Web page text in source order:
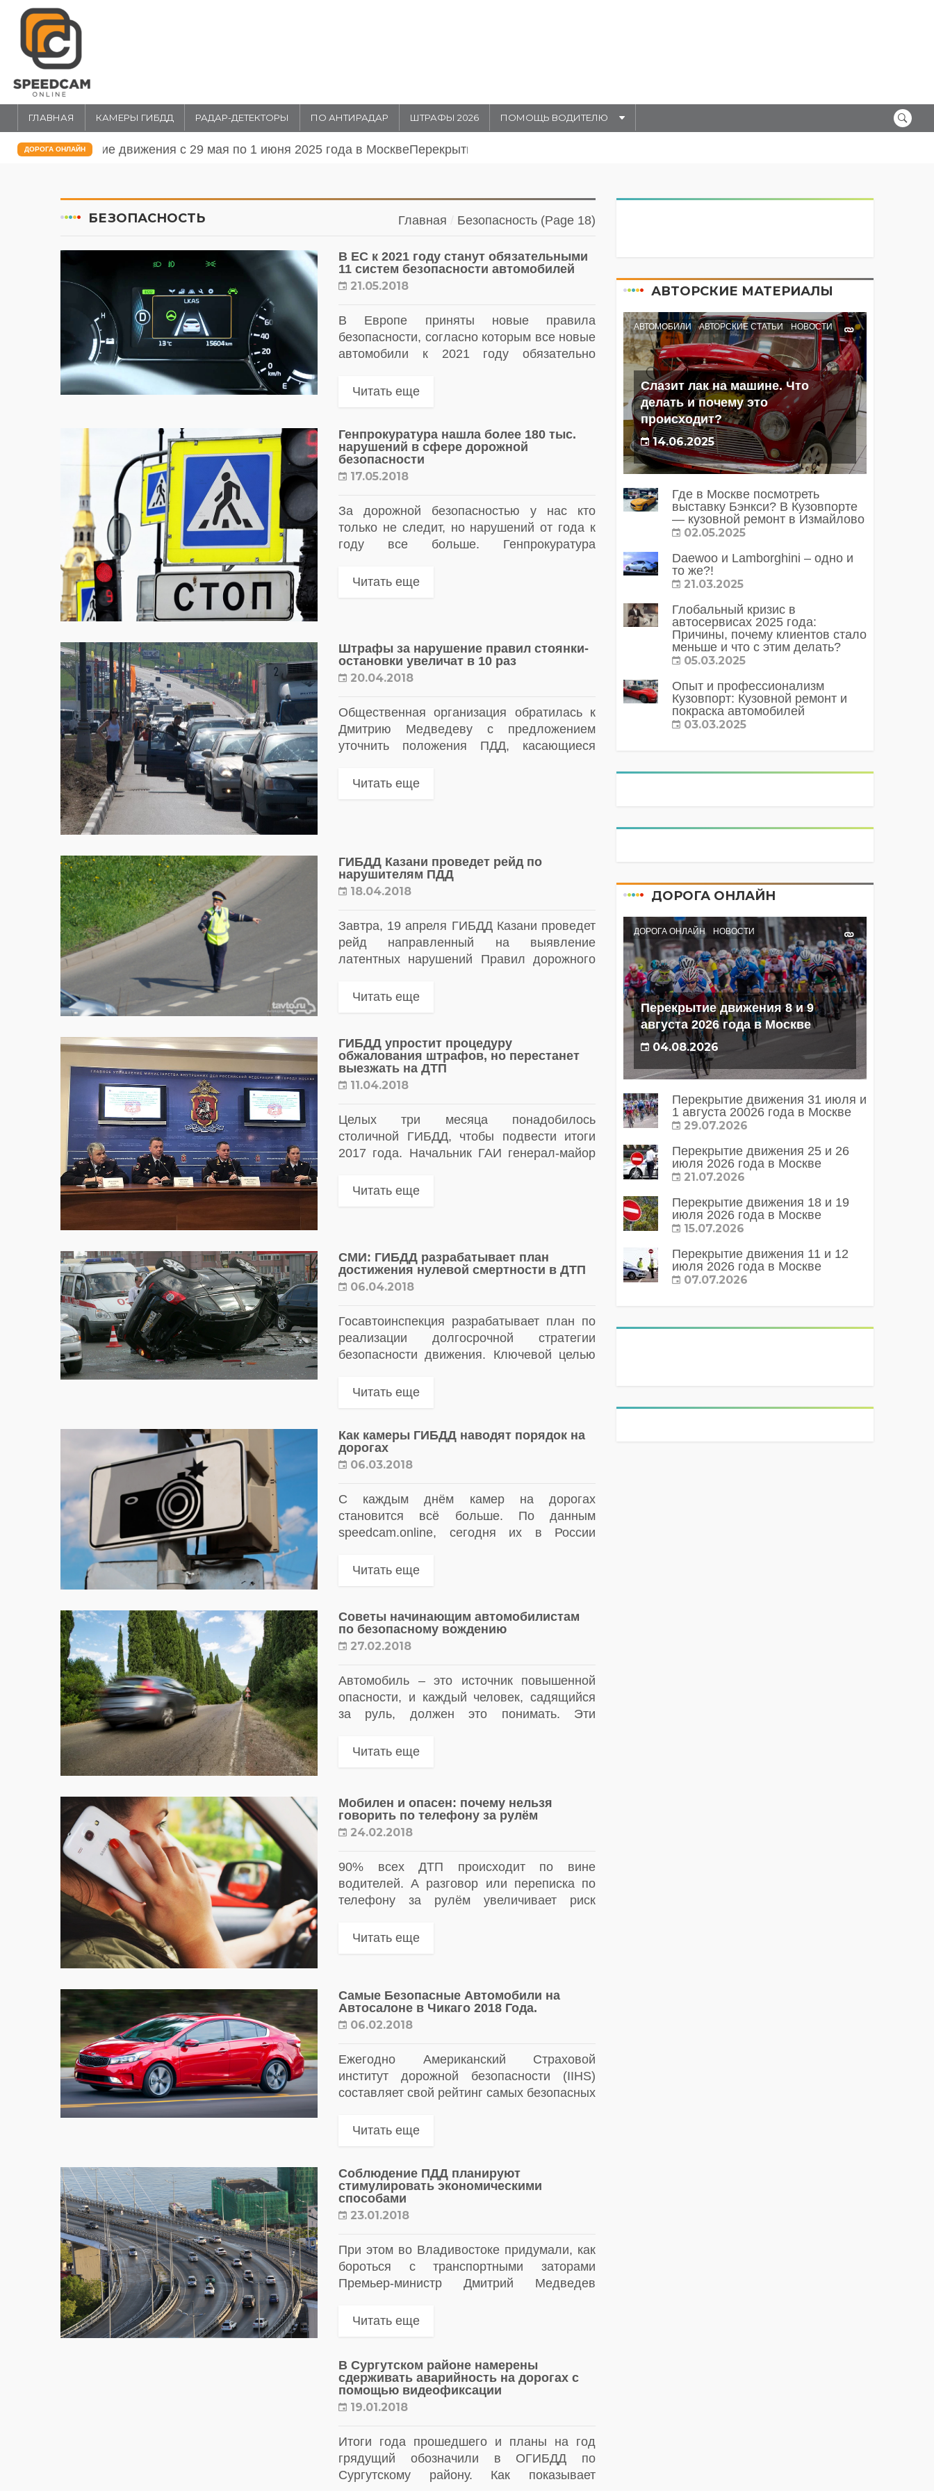
ГЛАВНАЯ КАМЕРЫ ГИБДД РАДАР-ДЕТЕКТОРЫ ПО АНТИРАДАР ШТРАФЫ 2026 ПОМОЩЬ ВОДИТЕЛЮ
ДОРОГА ОНЛАЙН Перекрытие движения в Москве с 22 по 25 мая 2025 года
БЕЗОПАСНОСТЬ Главная Безопасность (Page 18)
В ЕС к 2021 году станут обязательными
11 систем безопасности автомобилей
21.05.2018
В Европе приняты новые правила
безопасности, согласно которым все новые
автомобили к 2021 году обязательно
электронных систем.
Читать еще
Генпрокуратура нашла более 180 тыс.
нарушений в сфере дорожной
безопасности
17.05.2018
За дорожной безопасностью у нас кто
только не следит, но нарушений от года к
году все больше. Генпрокуратура
неутешительные.
Читать еще
Штрафы за нарушение правил стоянки-
остановки увеличат в 10 раз
20.04.2018
Общественная организация обратилась к
Дмитрию Медведеву с предложением
уточнить положения ПДД, касающиеся
а также увеличить в десятки раз штрафы за
Читать еще
ГИБДД Казани проведет рейд по
нарушителям ПДД
18.04.2018
Завтра, 19 апреля ГИБДД Казани проведет
рейд направленный на выявление
латентных нарушений Правил дорожного
внимание сотрудники ГИБДД будут
ответственности, не...
Читать еще
ГИБДД упростит процедуру
обжалования штрафов, но перестанет
выезжать на ДТП
11.04.2018
Целых три месяца понадобилось
столичной ГИБДД, чтобы подвести итоги
2017 года. Начальник ГАИ генерал-майор
буквально сенсационных заявлений.
Читать еще
СМИ: ГИБДД разрабатывает план
достижения нулевой смертности в ДТП
06.04.2018
Госавтоинспекция разрабатывает план ​по
реализации долгосрочной стратегии
безопасности движения. Ключевой целью
смертности в ДТП до нуля к 2030 году.
Читать еще
Как камеры ГИБДД наводят порядок на
дорогах
06.03.2018
С каждым днём камер на дорогах
становится всё больше. По данным
speedcam.online, сегодня их в России
слежения способны в деталях оценить,
Читать еще
Советы начинающим автомобилистам
по безопасному вождению
27.02.2018
Автомобиль – это источник повышенной
опасности, и каждый человек, садящийся
за руль, должен это понимать. Эти
безопасность на дорогах.
Читать еще
Мобилен и опасен: почему нельзя
говорить по телефону за рулём
24.02.2018
90% всех ДТП происходит по вине
водителей. А разговор или переписка по
телефону за рулём увеличивает риск
происходит, рассказывают психологи.
Читать еще
Самые Безопасные Автомобили на
Автосалоне в Чикаго 2018 Года.
06.02.2018
Ежегодно Американский Страховой
институт дорожной безопасности (IIHS)
составляет свой рейтинг самых безопасных
вошедшие список в этом году, можно было
Читать еще
Соблюдение ПДД планируют
стимулировать экономическими
способами
23.01.2018
При этом во Владивостоке придумали, как
бороться с транспортными заторами
Премьер-министр Дмитрий Медведев
дорожного движения. Главная цель
Читать еще
В Сургутском районе намерены
сдерживать аварийность на дорогах с
помощью видеофиксации
19.01.2018
Итоги года прошедшего и планы на год
грядущий обозначили в ОГИБДД по
Сургутскому району. Как показывает
АВТОРСКИЕ МАТЕРИАЛЫ
АВТОМОБИЛИ АВТОРСКИЕ СТАТЬИ НОВОСТИ
Слазит лак на машине. Что
делать и почему это
происходит?
14.06.2025
Где в Москве посмотреть
выставку Бэнкси? В Кузовпорте
— кузовной ремонт в Измайлово
02.05.2025
Daewoo и Lamborghini – одно и
то же?!
21.03.2025
Глобальный кризис в
автосервисах 2025 года:
Причины, почему клиентов стало
меньше и что с этим делать?
05.03.2025
Опыт и профессионализм
Кузовпорт: Кузовной ремонт и
покраска автомобилей
03.03.2025
ДОРОГА ОНЛАЙН
ДОРОГА ОНЛАЙН НОВОСТИ
Перекрытие движения 8 и 9
августа 2026 года в Москве
04.08.2026
Перекрытие движения 31 июля и
1 августа 20026 года в Москве
29.07.2026
Перекрытие движения 25 и 26
июля 2026 года в Москве
21.07.2026
Перекрытие движения 18 и 19
июля 2026 года в Москве
15.07.2026
Перекрытие движения 11 и 12
июля 2026 года в Москве
07.07.2026